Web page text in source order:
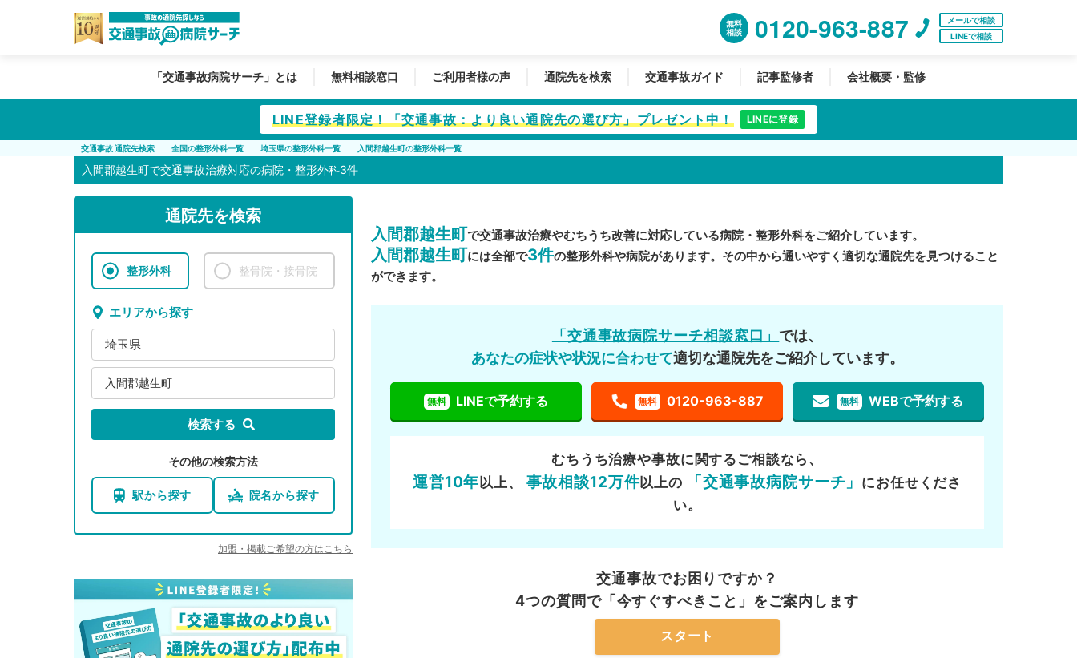
無料
相談
0120-963-887
メールで相談
LINEで相談
「交通事故病院サーチ」とは 無料相談窓口 ご利用者様の声 通院先を検索 交通事故ガイド 記事監修者 会社概要・監修
LINE登録者限定！「交通事故：より良い通院先の選び方」プレゼント中！ LINEに登録
交通事故 通院先検索 全国の整形外科一覧 埼玉県の整形外科一覧 入間郡越生町の整形外科一覧
入間郡越生町で交通事故治療対応の病院・整形外科3件
通院先を検索
整形外科 整骨院・接骨院
エリアから探す
埼玉県
入間郡越生町
検索する
その他の検索方法
駅から探す 院名から探す
加盟・掲載ご希望の方はこちら
入間郡越生町で交通事故治療やむちうち改善に対応している病院・整形外科をご紹介しています。
入間郡越生町には全部で3件の整形外科や病院があります。その中から通いやすく適切な通院先を見つけること
ができます。
「交通事故病院サーチ相談窓口」 では、
あなたの症状や状況に合わせて適切な通院先をご紹介しています。
無料 LINEで予約する 無料 0120-963-887 無料 WEBで予約する
むちうち治療や事故に関するご相談なら、
運営10年以上、 事故相談12万件以上の 「交通事故病院サーチ」 にお任せくださ
い。
交通事故でお困りですか？
4つの質問で「今すぐすべきこと」をご案内します
スタート